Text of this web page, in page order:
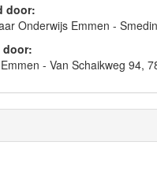
door:
Onderwijs Emmen -
door:
- Van Schaikweg 94,